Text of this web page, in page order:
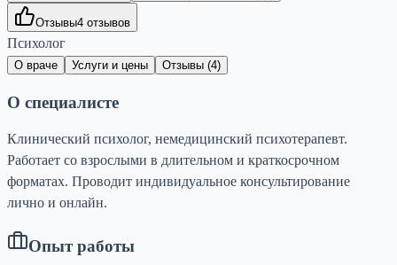
Отзывы4 отзывов
Психолог
О враче Услуги и цены Отзывы (4)
О специалисте
Клинический психолог, немедицинский психотерапевт.
Работает со взрослыми в длительном и краткосрочном
форматах. Проводит индивидуальное консультирование
лично и онлайн.
Опыт работы